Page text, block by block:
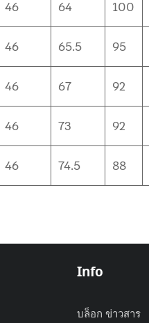
46 64 100
46 65.5 95
46 67 92
46 73 92
46 74.5 88
Info
บล็อก ข่าวสาร